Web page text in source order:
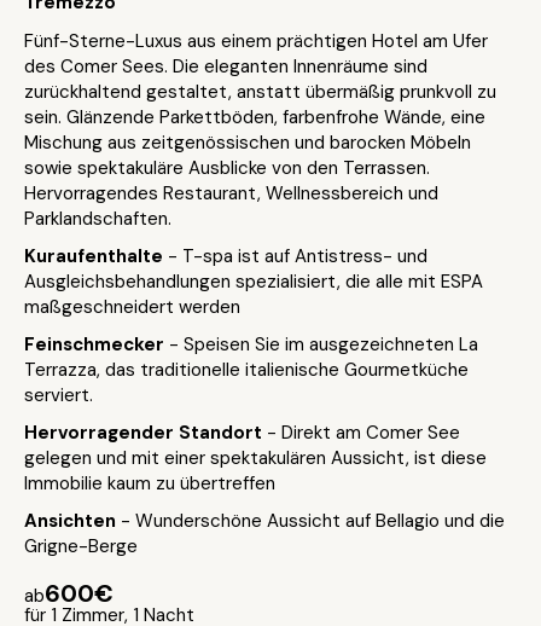
Fünf-Sterne-Luxus aus einem prächtigen Hotel am Ufer
des Comer Sees. Die eleganten Innenräume sind
zurückhaltend gestaltet, anstatt übermäßig prunkvoll zu
sein. Glänzende Parkettböden, farbenfrohe Wände, eine
Mischung aus zeitgenössischen und barocken Möbeln
sowie spektakuläre Ausblicke von den Terrassen.
Hervorragendes Restaurant, Wellnessbereich und
Parklandschaften.
Kuraufenthalte - T-spa ist auf Antistress- und
Ausgleichsbehandlungen spezialisiert, die alle mit ESPA
maßgeschneidert werden
Feinschmecker - Speisen Sie im ausgezeichneten La
Terrazza, das traditionelle italienische Gourmetküche
serviert.
Hervorragender Standort - Direkt am Comer See
gelegen und mit einer spektakulären Aussicht, ist diese
Immobilie kaum zu übertreffen
Ansichten - Wunderschöne Aussicht auf Bellagio und die
Grigne-Berge
ab600€
für 1 Zimmer, 1 Nacht